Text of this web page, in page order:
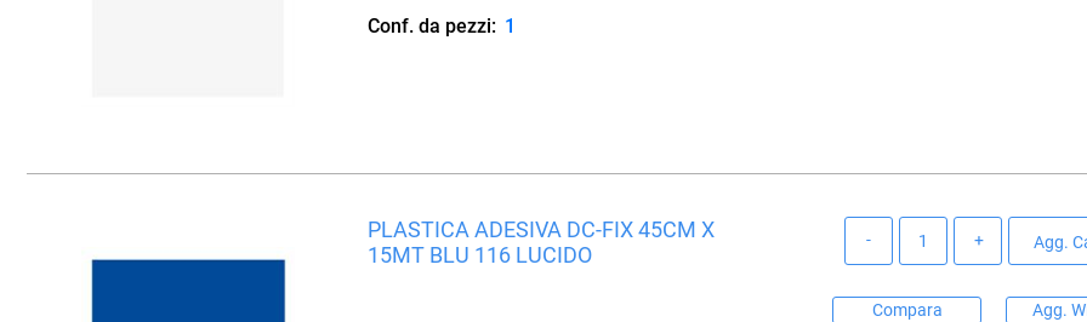
Conf. da pezzi: 1
PLASTICA ADESIVA DC-FIX 45CM X
15MT BLU 116 LUCIDO
Agg.
Compara Agg.